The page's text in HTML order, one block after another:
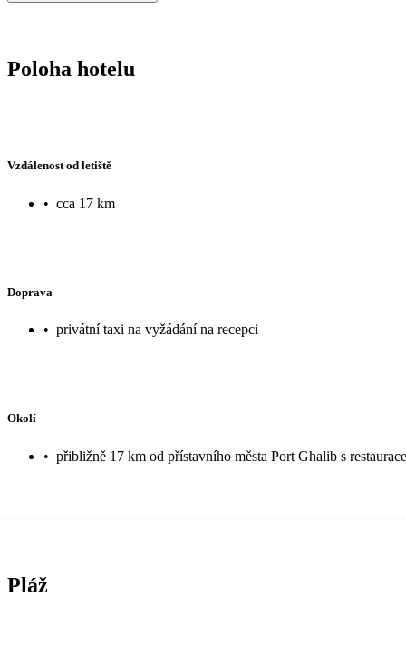
Poloha hotelu
Vzdálenost od letiště
• cca 17 km
Doprava
• privátní taxi na vyžádání na recepci
Okolí
• přibližně 17 km od přístavního města Port Ghalib s
Pláž